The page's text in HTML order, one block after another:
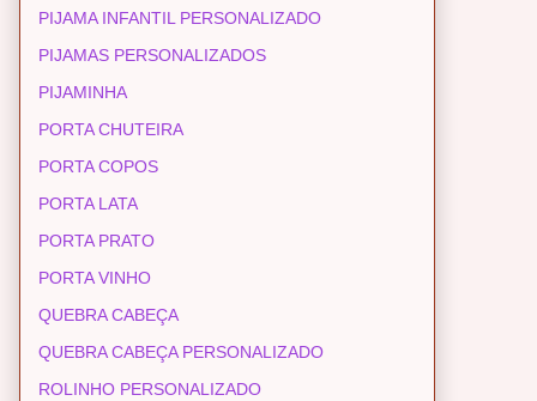
PIJAMA INFANTIL PERSONALIZADO
PIJAMAS PERSONALIZADOS
PIJAMINHA
PORTA CHUTEIRA
PORTA COPOS
PORTA LATA
PORTA PRATO
PORTA VINHO
QUEBRA CABEÇA
QUEBRA CABEÇA PERSONALIZADO
ROLINHO PERSONALIZADO